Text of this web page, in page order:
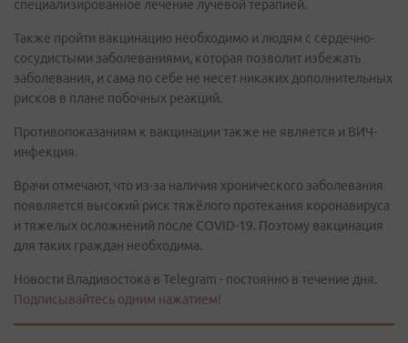
специализированное лечение лучевой терапией.
Также пройти вакцинацию необходимо и людям с сердечно-
сосудистыми заболеваниями, которая позволит избежать
заболевания, и сама по себе не несет никаких дополнительных
рисков в плане побочных реакций.
Противопоказаниям к вакцинации также не является и ВИЧ-
инфекция.
Врачи отмечают, что из-за наличия хронического заболевания
появляется высокий риск тяжёлого протекания коронавируса
и тяжелых осложнений после COVID-19. Поэтому вакцинация
для таких граждан необходима.
Новости Владивостока в Telegram - постоянно в течение дня.
Подписывайтесь одним нажатием!